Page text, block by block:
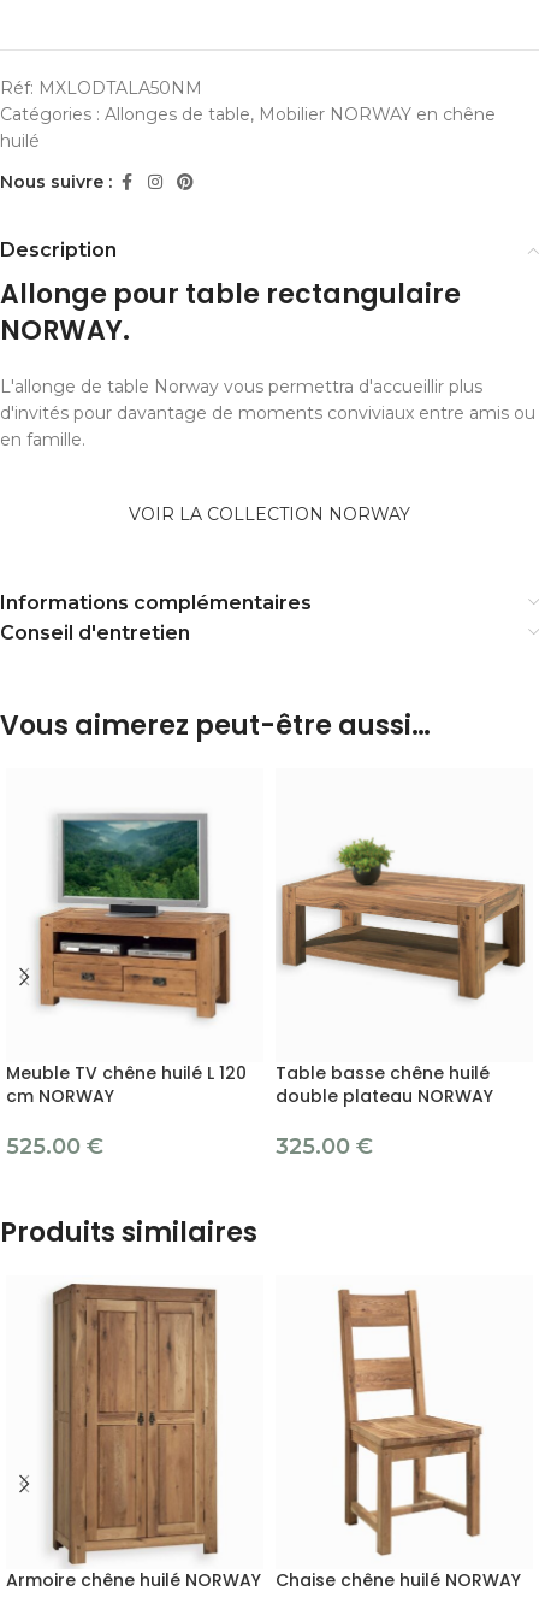
Réf: MXLODTALA50NM
Catégories : Allonges de table, Mobilier NORWAY en chêne
huilé
Nous suivre :
Description
Allonge pour table rectangulaire
NORWAY.
L'allonge de table Norway vous permettra d'accueillir plus
d'invités pour davantage de moments conviviaux entre amis ou
en famille.
VOIR LA COLLECTION NORWAY
Informations complémentaires
Conseil d'entretien
Vous aimerez peut-être aussi…
Meuble TV chêne huilé L 120
cm NORWAY
525.00 €
Table basse chêne huilé
double plateau NORWAY
325.00 €
Produits similaires
Armoire chêne huilé NORWAY Chaise chêne huilé NORWAY